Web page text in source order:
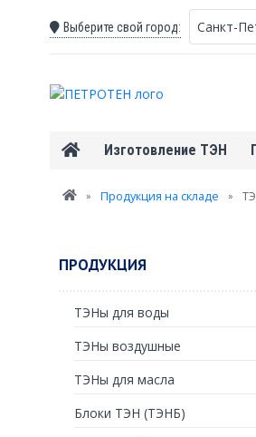
Выберите свой город: Санкт-
Изготовление ТЭН
Вы здесь
» Продукция на складе »
ПРОДУКЦИЯ
ТЭНы для воды
ТЭНы воздушные
ТЭНы для масла
Блоки ТЭН (ТЭНБ)